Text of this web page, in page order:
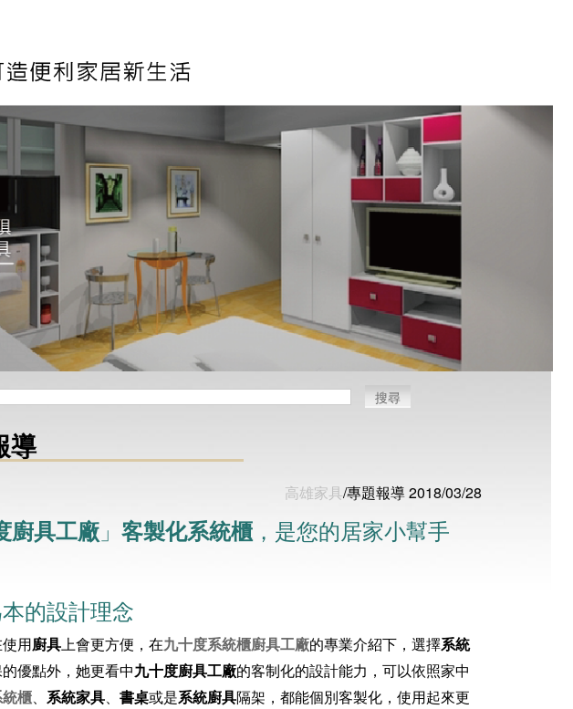
導
高雄家具/專題報導 2018/03/28
廚具工廠 」 客製化系統櫃 ，是您的居家小幫手
的設計理念
用廚具上會更方便，在九十度系統櫃廚具工廠的專業介紹下，選擇系統
優點外，她更看中九十度廚具工廠的客制化的設計能力，可以依照家中
櫃、 系統家具、 書桌或是系統廚具隔架，都能個別客製化，使用起來更